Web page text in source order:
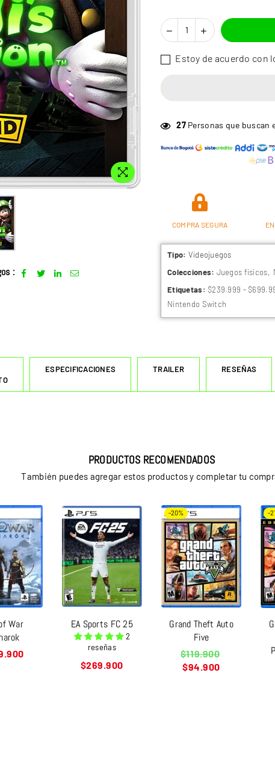
:
Estoy de acuerdo con
10Personas que buscan
COMPRA SEGURA
Tipo: Videojuegos
Colecciones: Juegos fisicos,
Etiquetas:$239.999 -
Nintendo Switch
ESPECIFICACIONES TRAILER RESEÑAS
PRODUCTOS RECOMENDADOS
También puedes agregar estos productos y completar tu
War
EA Sports FC 25
2
reseñas
Precio
$269.900
-20%
Grand Theft Auto
Five
Precio
habitual
$119.900
$94.900
-